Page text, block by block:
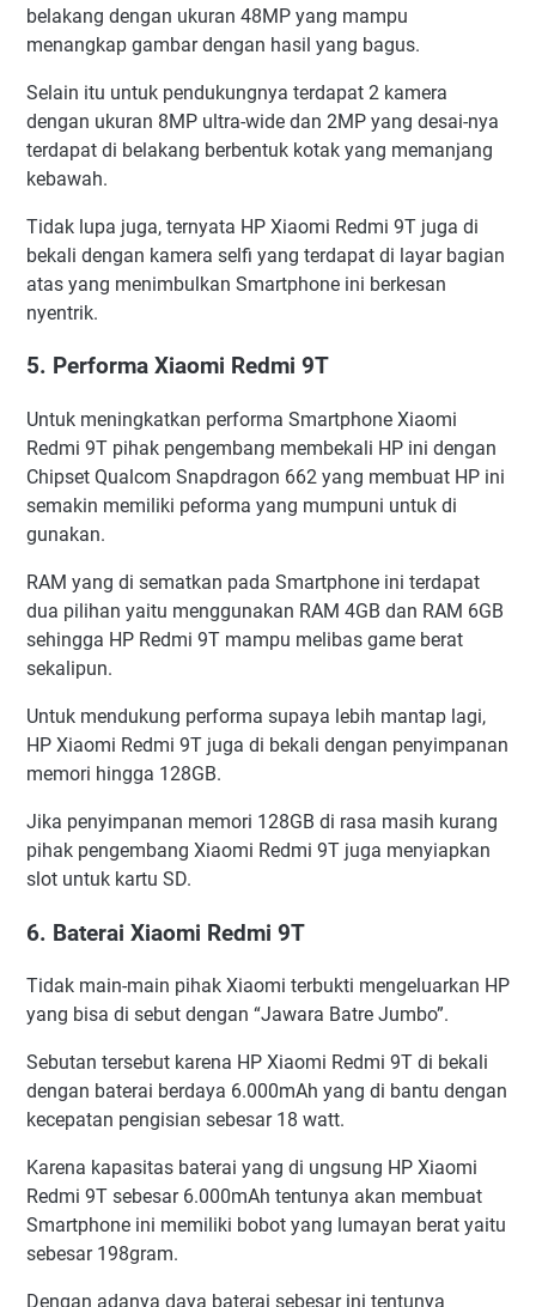
belakang dengan ukuran 48MP yang mampu
menangkap gambar dengan hasil yang bagus.
Selain itu untuk pendukungnya terdapat 2 kamera
dengan ukuran 8MP ultra-wide dan 2MP yang desai-nya
terdapat di belakang berbentuk kotak yang memanjang
kebawah.
Tidak lupa juga, ternyata HP Xiaomi Redmi 9T juga di
bekali dengan kamera selfi yang terdapat di layar bagian
atas yang menimbulkan Smartphone ini berkesan
nyentrik.
5. Performa Xiaomi Redmi 9T
Untuk meningkatkan performa Smartphone Xiaomi
Redmi 9T pihak pengembang membekali HP ini dengan
Chipset Qualcom Snapdragon 662 yang membuat HP ini
semakin memiliki peforma yang mumpuni untuk di
gunakan.
RAM yang di sematkan pada Smartphone ini terdapat
dua pilihan yaitu menggunakan RAM 4GB dan RAM 6GB
sehingga HP Redmi 9T mampu melibas game berat
sekalipun.
Untuk mendukung performa supaya lebih mantap lagi,
HP Xiaomi Redmi 9T juga di bekali dengan penyimpanan
memori hingga 128GB.
Jika penyimpanan memori 128GB di rasa masih kurang
pihak pengembang Xiaomi Redmi 9T juga menyiapkan
slot untuk kartu SD.
6. Baterai Xiaomi Redmi 9T
Tidak main-main pihak Xiaomi terbukti mengeluarkan HP
yang bisa di sebut dengan “Jawara Batre Jumbo”.
Sebutan tersebut karena HP Xiaomi Redmi 9T di bekali
dengan baterai berdaya 6.000mAh yang di bantu dengan
kecepatan pengisian sebesar 18 watt.
Karena kapasitas baterai yang di ungsung HP Xiaomi
Redmi 9T sebesar 6.000mAh tentunya akan membuat
Smartphone ini memiliki bobot yang lumayan berat yaitu
sebesar 198gram.
Dengan adanya daya baterai sebesar ini tentunya